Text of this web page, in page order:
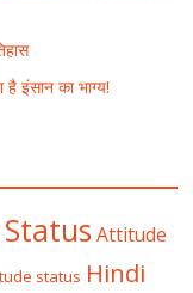
इंसान का भाग्य!
Attitude
status Hindi